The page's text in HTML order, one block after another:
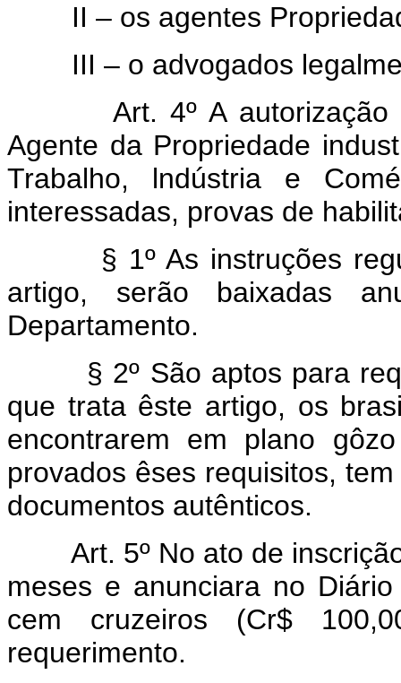
II – os agentes
III – o advogados
Art. 4º A
Agente da Propriedade
Trabalho, lndústria e
interessadas, provas de
§ 1º As instruções
artigo, serão baixadas
Departamento.
§ 2º São aptos para
que trata êste artigo, os
encontrarem em plano
provados êses requisitos,
documentos autênticos.
Art. 5º No ato de
meses e anunciara no
cem cruzeiros (Cr$
requerimento.